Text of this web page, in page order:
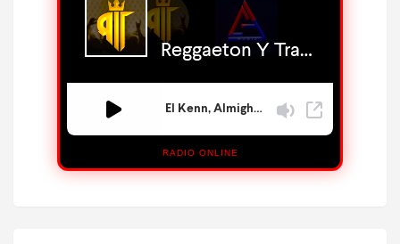
RADIO ONLINE